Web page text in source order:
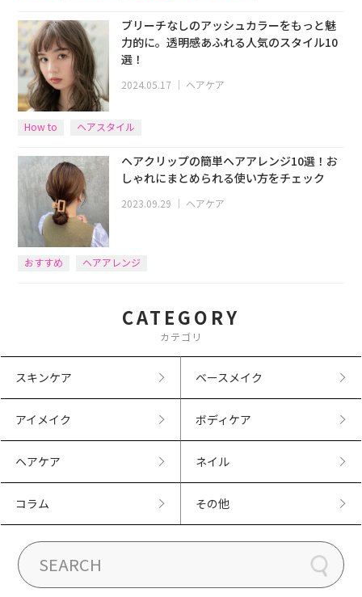
ブリーチなしのアッシュカラーをもっと魅
力的に。透明感あふれる人気のスタイル10
選！
2024.05.17 ｜ ヘアケア
How to ヘアスタイル
ヘアクリップの簡単ヘアアレンジ10選！お
しゃれにまとめられる使い方をチェック
2023.09.29 ｜ ヘアケア
おすすめ ヘアアレンジ
CATEGORY
カテゴリ
スキンケア ベースメイク
アイメイク ボディケア
ヘアケア ネイル
コラム その他